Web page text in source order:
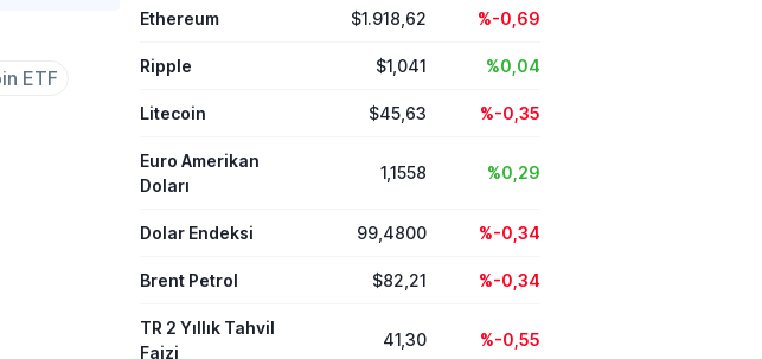
ETF
Ethereum $1.918,62 %-0,69
Ripple $1,041 %0,04
Litecoin $45,63 %-0,35
Euro Amerikan
Doları
1,1558 %0,29
Dolar Endeksi 99,4800 %-0,34
Brent Petrol $82,21 %-0,34
TR 2 Yıllık Tahvil
Faizi
41,30 %-0,55